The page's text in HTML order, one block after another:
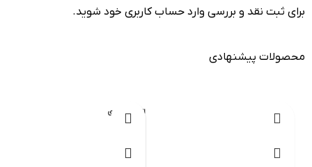
برای ثبت نقد و بررسی وارد حساب کاربری خود شوید.
محصولات پیشنهادی
اتمام موجودی